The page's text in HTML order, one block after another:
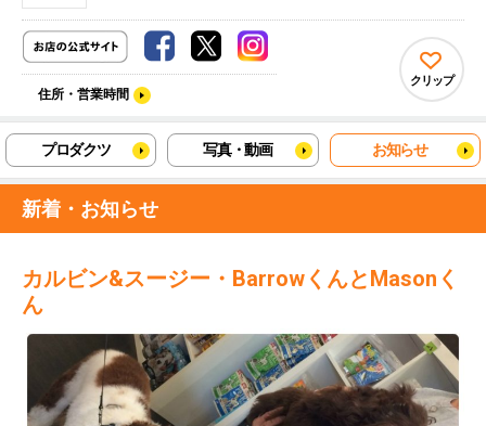
住所・営業時間
クリップ
プロダクツ 写真・動画 お知らせ
新着・お知らせ
カルビン&スージー・BarrowくんとMasonく
ん